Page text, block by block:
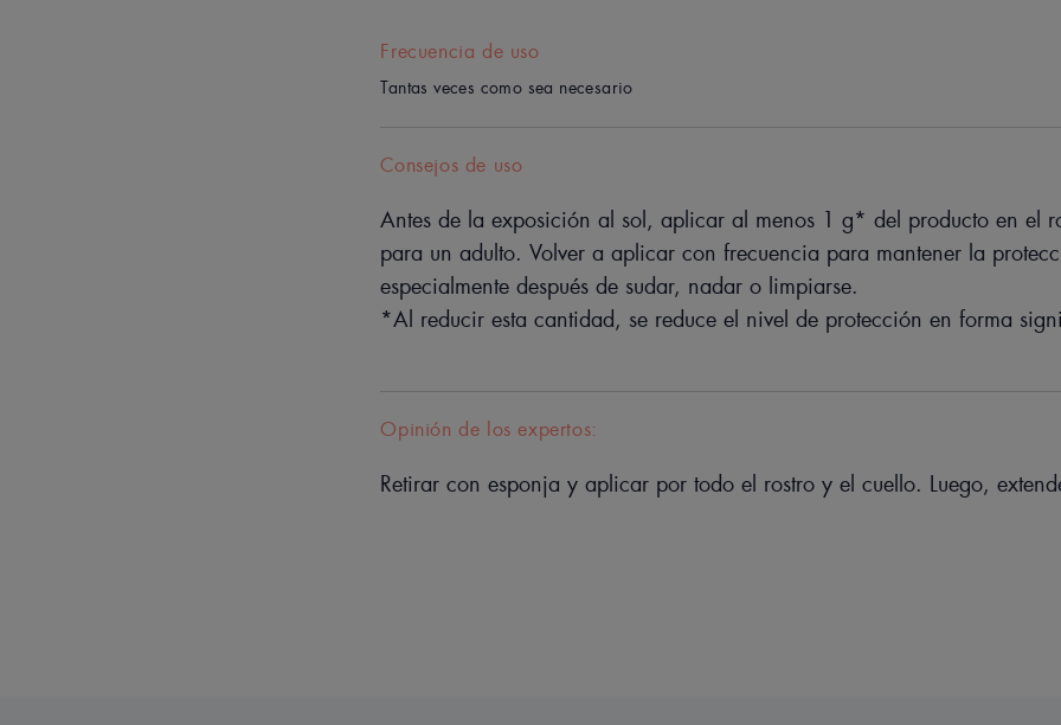
Beneficios
• ANTIOXIDANTE: ayuda a proteger
• SIN PERFUME: para un mayor
• UNIFICA EL TONO DE LA PIEL y
Frecuencia de uso
Tantas veces como sea necesario
Consejos de uso
Antes de la exposición al sol, aplicar al menos 1 g* del producto en el
para un adulto. Volver a aplicar con frecuencia para mantener la
especialmente después de sudar, nadar o limpiarse.
*Al reducir esta cantidad, se reduce el nivel de protección en forma
Opinión de los expertos:
Retirar con esponja y aplicar por todo el rostro y el cuello. Luego,